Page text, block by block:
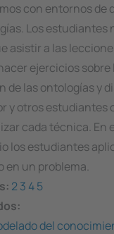
con entornos de
Los estudiantes
asistir a las
ejercicios sobre
de las ontologías y
y otros estudiantes
cada técnica. En
los estudiantes
en un problema.
23 45
del